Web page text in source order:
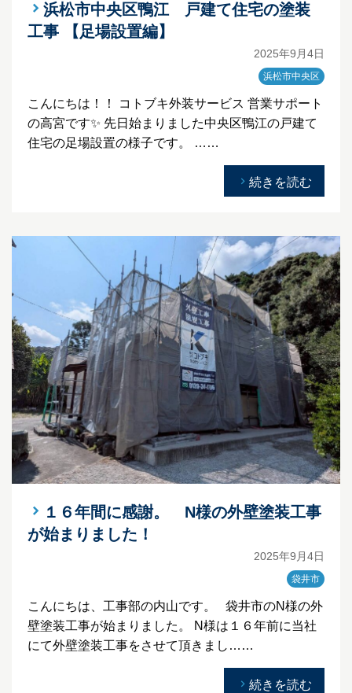
浜松市中央区鴨江 戸建て住宅の塗装
工事 【足場設置編】
2025年9月4日
浜松市中央区
こんにちは！！ コトブキ外装サービス 営業サポート
の高宮です✨ 先日始まりました中央区鴨江の戸建て
住宅の足場設置の様子です。 ……
続きを読む
１６年間に感謝。 N様の外壁塗装工事
が始まりました！
2025年9月4日
袋井市
こんにちは、工事部の内山です。 袋井市のN様の外
壁塗装工事が始まりました。 N様は１６年前に当社
にて外壁塗装工事をさせて頂きまし……
続きを読む